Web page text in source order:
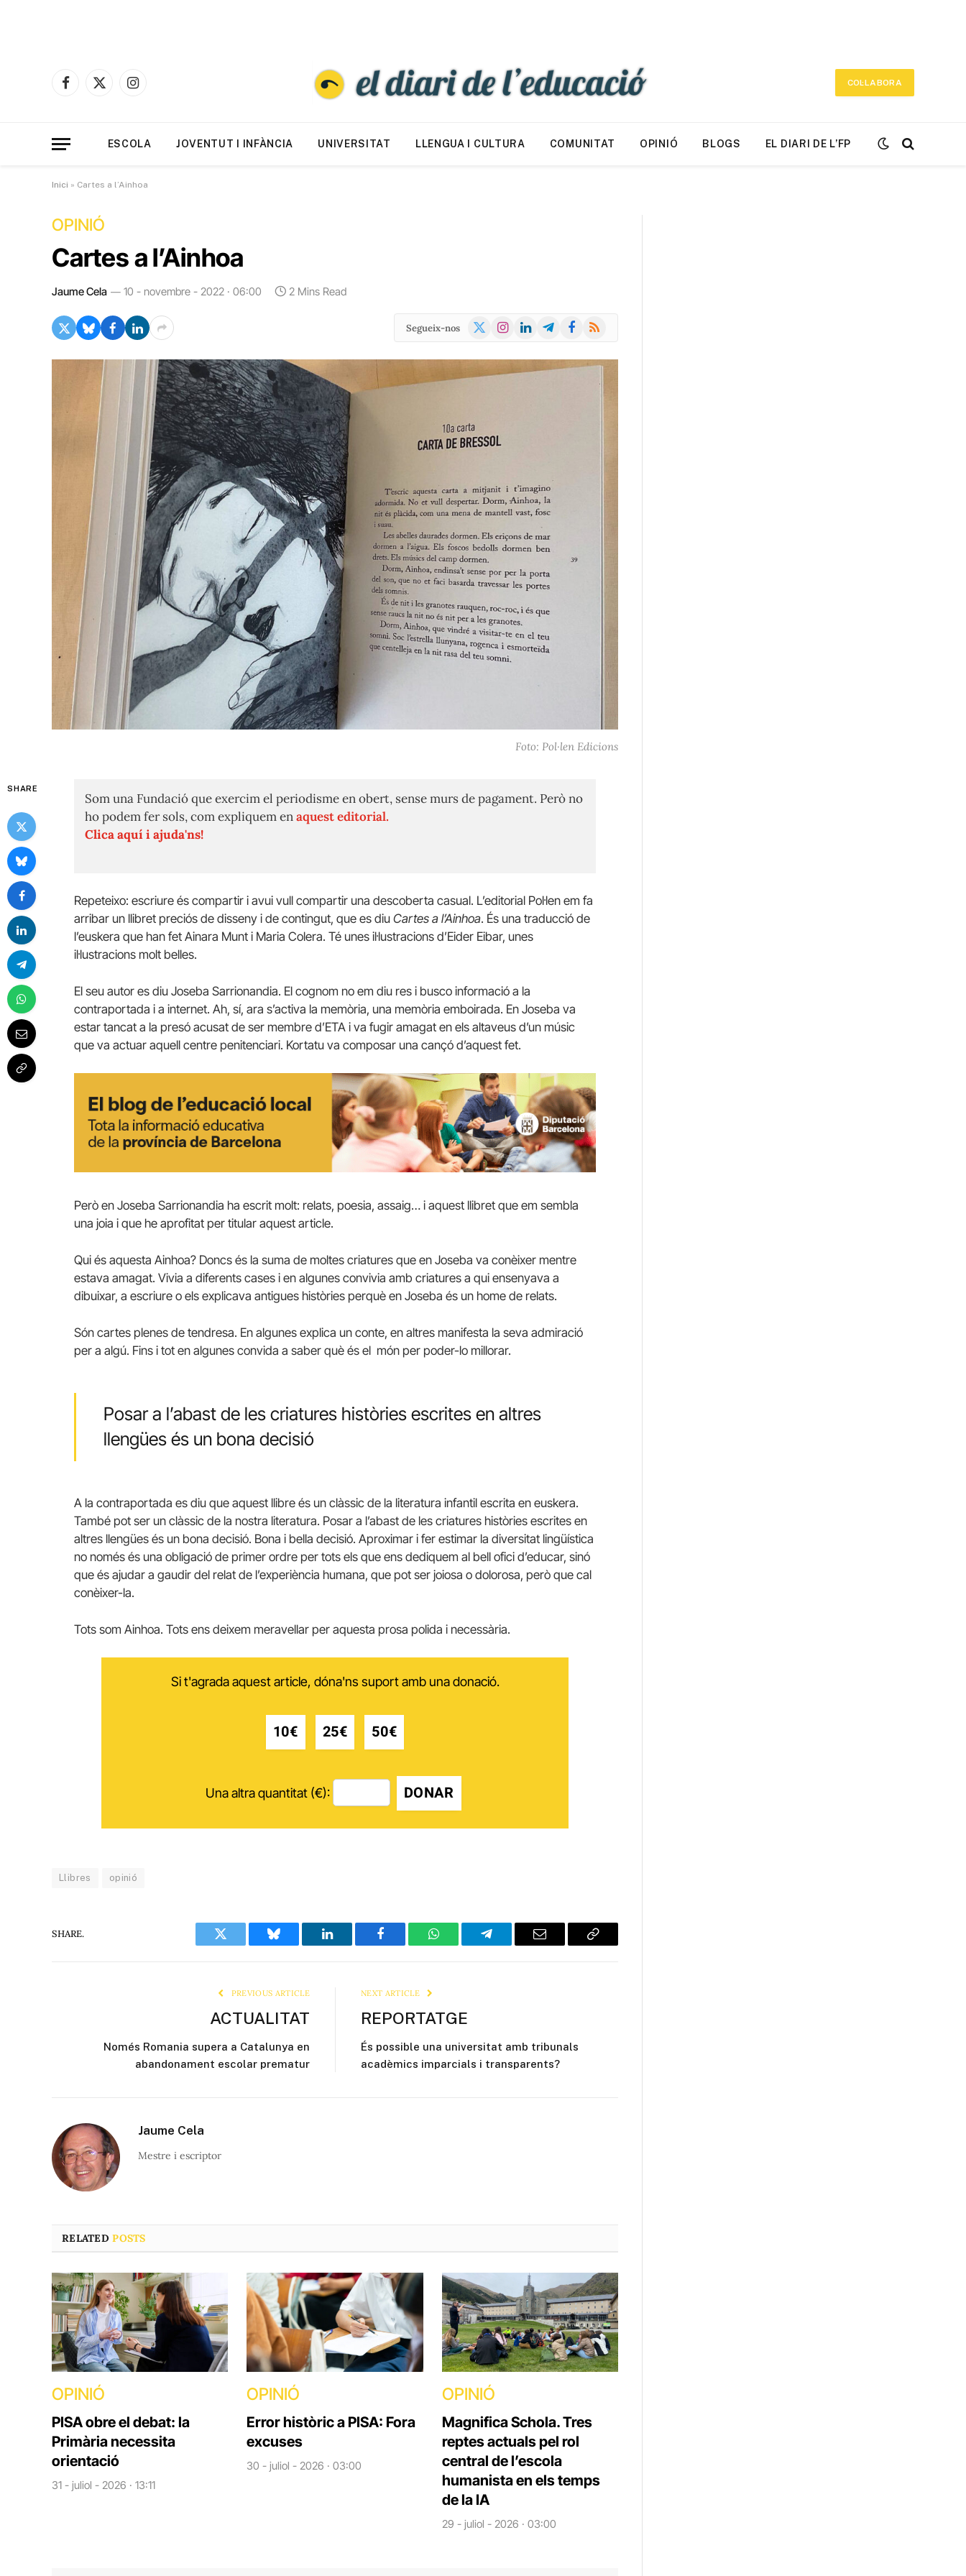
Facebook
X
Instagram
COL·LABORA
ESCOLA JOVENTUT I INFÀNCIA UNIVERSITAT LLENGUA I CULTURA COMUNITAT OPINIÓ BLOGS EL DIARI DE L’FP
Inici » Cartes a l’Ainhoa
OPINIÓ
Cartes a l’Ainhoa
Jaume Cela 10 - novembre - 2022 · 06:00 2 Mins Read
Segueix-nos
X
Instagram
LinkedInTelegramFacebook
RSS
Foto: Pol·len Edicions
SHARE
Som una Fundació que exercim el periodisme en obert, sense murs de pagament. Però no
ho podem fer sols, com expliquem enaquest editorial.
Clica aquí i ajuda'ns!
Repeteixo: escriure és compartir i avui vull compartir una descoberta casual. L’editorial Pol·len em fa
arribar un llibret preciós de disseny i de contingut, que es diu Cartes a l’Ainhoa. És una traducció de
l’euskera que han fet Ainara Munt i Maria Colera. Té unes il·lustracions d’Eider Eibar, unes
il·lustracions molt belles.
El seu autor es diu Joseba Sarrionandia. El cognom no em diu res i busco informació a la
contraportada i a internet. Ah, sí, ara s’activa la memòria, una memòria emboirada. En Joseba va
estar tancat a la presó acusat de ser membre d’ETA i va fugir amagat en els altaveus d’un músic
que va actuar aquell centre penitenciari. Kortatu va composar una cançó d’aquest fet.
Però en Joseba Sarrionandia ha escrit molt: relats, poesia, assaig… i aquest llibret que em sembla
una joia i que he aprofitat per titular aquest article.
Qui és aquesta Ainhoa? Doncs és la suma de moltes criatures que en Joseba va conèixer mentre
estava amagat. Vivia a diferents cases i en algunes convivia amb criatures a qui ensenyava a
dibuixar, a escriure o els explicava antigues històries perquè en Joseba és un home de relats.
Són cartes plenes de tendresa. En algunes explica un conte, en altres manifesta la seva admiració
per a algú. Fins i tot en algunes convida a saber què és el món per poder-lo millorar.
Posar a l’abast de les criatures històries escrites en altres
llengües és un bona decisió
A la contraportada es diu que aquest llibre és un clàssic de la literatura infantil escrita en euskera.
També pot ser un clàssic de la nostra literatura. Posar a l’abast de les criatures històries escrites en
altres llengües és un bona decisió. Bona i bella decisió. Aproximar i fer estimar la diversitat lingüística
no només és una obligació de primer ordre per tots els que ens dediquem al bell ofici d’educar, sinó
que és ajudar a gaudir del relat de l’experiència humana, que pot ser joiosa o dolorosa, però que cal
conèixer-la.
Tots som Ainhoa. Tots ens deixem meravellar per aquesta prosa polida i necessària.
Si t'agrada aquest article, dóna'ns suport amb una donació.
10€ 25€ 50€
Una altra quantitat (€): DONAR
Llibres opinió
SHARE.
Twitter Bluesky LinkedIn Facebook WhatsAppTelegram Email
Copy
PREVIOUS ARTICLE
ACTUALITAT
Només Romania supera a Catalunya en
abandonament escolar prematur
NEXT ARTICLE
REPORTATGE
És possible una universitat amb tribunals
acadèmics imparcials i transparents?
Jaume Cela
Mestre i escriptor
RELATEDPOSTS
OPINIÓ
PISA obre el debat: la
Primària necessita
orientació
31 - juliol - 2026 · 13:11
OPINIÓ
Error històric a PISA: Fora
excuses
30 - juliol - 2026 · 03:00
OPINIÓ
Magnifica Schola. Tres
reptes actuals pel rol
central de l’escola
humanista en els temps
de la IA
29 - juliol - 2026 · 03:00